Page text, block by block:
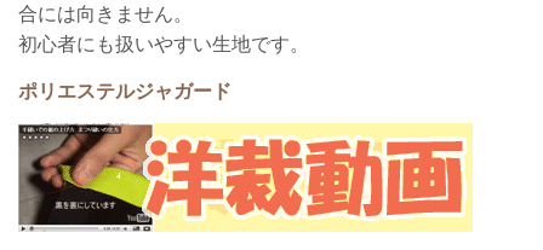
合には向きません。
初心者にも扱いやすい生地です。
ポリエステルジャガード